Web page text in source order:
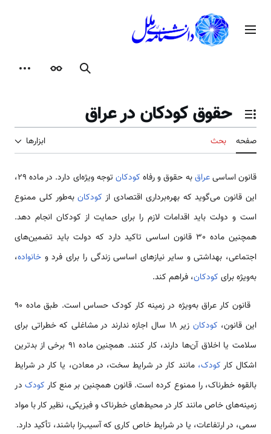
محتوامنوی اصلی
جستجوظاهر
تغییر وضعیت فهرست محتویات
حقوق کودکان در عراق
صفحه بحث ابزارها
قانون اساسیعراقبه حقوق و رفاه کودکان
توجه ویژه‌ای دارد. در ماده 29،
این قانون می‌گوید که بهره‌برداری اقتصادی از کودکانبه‌طور کلی ممنوع
است و دولت باید اقدامات لازم را برای حمایت از کودکان انجام دهد.
همچنین ماده 30 قانون اساسی تاکید دارد که دولت باید تضمین‌های
اجتماعی، بهداشتی و سایر نیازهای اساسی زندگی را برای فرد و خانواده،
به‌ویژه برای کودکان، فراهم کند.
قانون کار عراق به‌ویژه در زمینه کار کودک حساس است. طبق ماده 90
این قانون، کودکان
زیر 18 سال اجازه ندارند در مشاغلی که خطراتی برای
سلامت یا اخلاق آن‌ها دارند، کار کنند. همچنین ماده 91 برخی از بدترین
اشکال کار کودک، مانند کار در شرایط سخت، در معادن، یا کار در شرایط
بالقوه خطرناک، را ممنوع کرده است. قانون همچنین بر منع کار کودک در
زمینه‌های خاص مانند کار در محیط‌های خطرناک و فیزیکی، نظیر کار با مواد
سمی، در ارتفاعات، یا در شرایط خاص کاری که آسیب‌زا باشند، تأکید دارد.